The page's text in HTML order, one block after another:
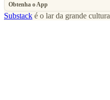
Obtenha o App
Substack é o lar da grande cultura